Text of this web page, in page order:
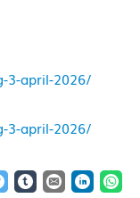
3-april-2026/
3-april-2026/